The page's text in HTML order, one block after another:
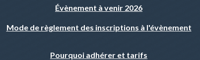
Évènement à venir 2026
Mode de règlement des inscriptions à l'évènement
Pourquoi adhérer et tarifs